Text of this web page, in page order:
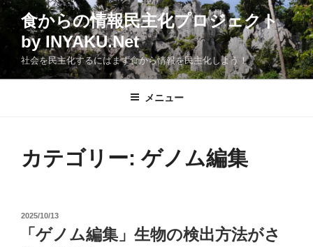
コ
食からの情報民主化プロジェクト
by INYAKU.Net
社会を民主化するにはまず食から情報を民主化しよう！
メニュー
カテゴリー:ゲノム編集
投
2025/10/13
「ゲノム編集」生物の検出方法がさ